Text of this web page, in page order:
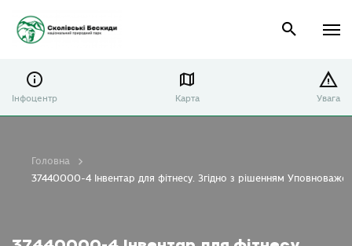
Інфоцентр Карта Увага
Головна
37440000-4 Інвентар для фітнесу. Згідно з рішенням